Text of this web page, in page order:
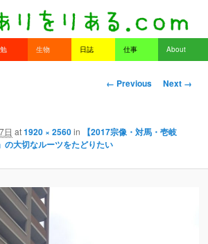
生物 日誌 仕事 About
Image navigation
← Previous Next →
日 at1920 × 2560in
【2017宗像・対馬・壱岐
大切なルーツをたどりたい